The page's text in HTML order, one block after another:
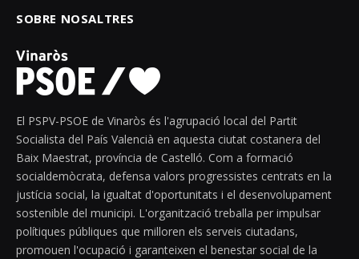
SOBRE NOSALTRES
El PSPV-PSOE de Vinaròs és l'agrupació local del Partit
Socialista del País Valencià en aquesta ciutat costanera del
Baix Maestrat, província de Castelló. Com a formació
socialdemòcrata, defensa valors progressistes centrats en la
justícia social, la igualtat d'oportunitats i el desenvolupament
sostenible del municipi. L'organització treballa per impulsar
polítiques públiques que milloren els serveis ciutadans,
promouen l'ocupació i garanteixen el benestar social de la